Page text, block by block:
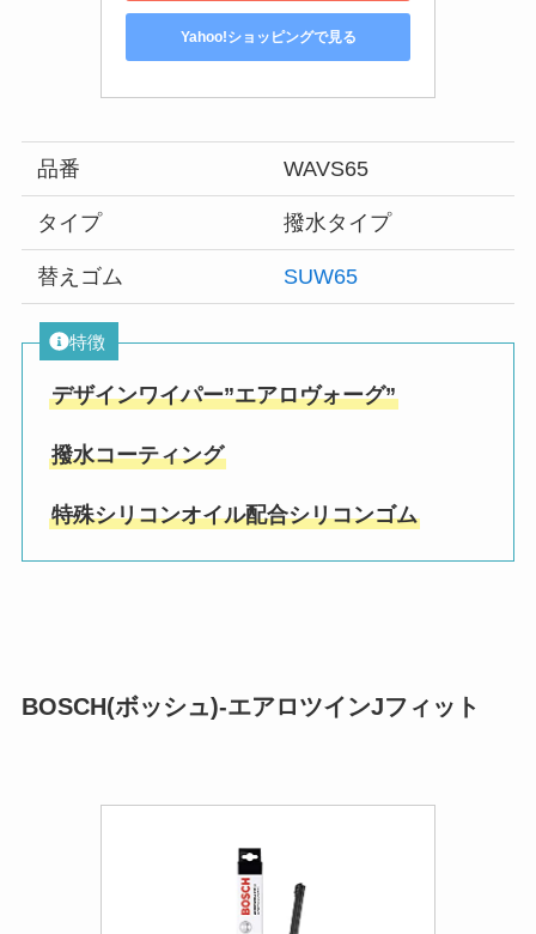
Yahoo!ショッピングで見る
品番 WAVS65
タイプ 撥水タイプ
替えゴム SUW65
特徴
デザインワイパー”エアロヴォーグ”
撥水コーティング
特殊シリコンオイル配合シリコンゴム
BOSCH(ボッシュ)-エアロツインJフィット